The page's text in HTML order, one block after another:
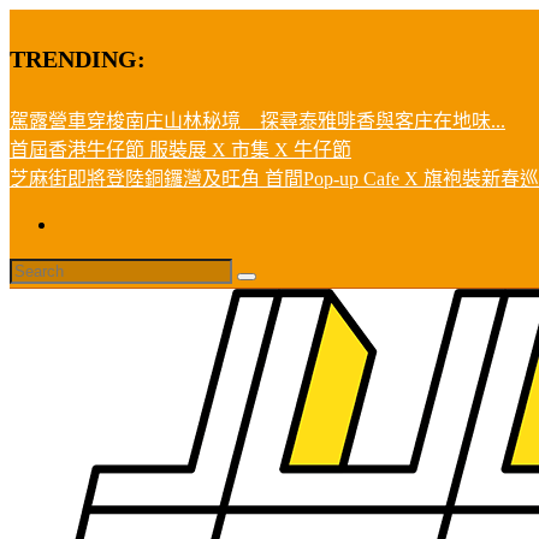
TRENDING:
駕露營車穿梭南庄山林秘境 探尋泰雅啡香與客庄在地味...
首屆香港牛仔節 服裝展 X 市集 X 牛仔節
芝麻街即將登陸銅鑼灣及旺角 首間Pop-up Cafe X 旗袍裝新春